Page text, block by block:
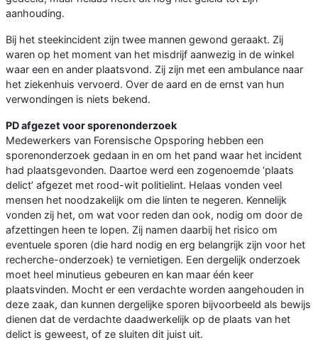
aanhouding.
Bij het steekincident zijn twee mannen gewond geraakt. Zij
waren op het moment van het misdrijf aanwezig in de winkel
waar een en ander plaatsvond. Zij zijn met een ambulance naar
het ziekenhuis vervoerd. Over de aard en de ernst van hun
verwondingen is niets bekend.
PD afgezet voor sporenonderzoek
Medewerkers van Forensische Opsporing hebben een
sporenonderzoek gedaan in en om het pand waar het incident
had plaatsgevonden. Daartoe werd een zogenoemde ‘plaats
delict’ afgezet met rood-wit politielint. Helaas vonden veel
mensen het noodzakelijk om die linten te negeren. Kennelijk
vonden zij het, om wat voor reden dan ook, nodig om door de
afzettingen heen te lopen. Zij namen daarbij het risico om
eventuele sporen (die hard nodig en erg belangrijk zijn voor het
recherche-onderzoek) te vernietigen. Een dergelijk onderzoek
moet heel minutieus gebeuren en kan maar één keer
plaatsvinden. Mocht er een verdachte worden aangehouden in
deze zaak, dan kunnen dergelijke sporen bijvoorbeeld als bewijs
dienen dat de verdachte daadwerkelijk op de plaats van het
delict is geweest, of ze sluiten dit juist uit.